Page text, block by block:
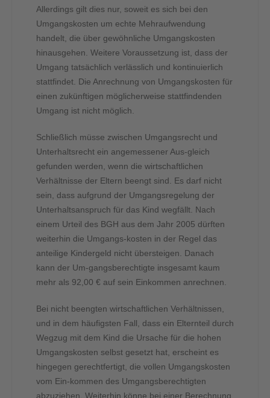
Allerdings gilt dies nur, soweit es sich bei den
Umgangskosten um echte Mehraufwendung
handelt, die über gewöhnliche Umgangskosten
hinausgehen. Weitere Voraussetzung ist, dass der
Umgang tatsächlich verlässlich und kontinuierlich
stattfindet. Die Anrechnung von Umgangskosten für
einen zukünftigen möglicherweise stattfindenden
Umgang ist nicht möglich.
Schließlich müsse zwischen Umgangsrecht und
Unterhaltsrecht ein angemessener Aus-gleich
gefunden werden, wenn die wirtschaftlichen
Verhältnisse der Eltern beengt sind. Es darf nicht
sein, dass aufgrund der Umgangsregelung der
Unterhaltsanspruch für das Kind wegfällt. Nach
einem Urteil des BGH aus dem Jahr 2005 dürften
weiterhin die Umgangs-kosten in der Regel das
anteilige Kindergeld nicht übersteigen. Danach
kann der Um-gangsberechtigte insgesamt kaum
mehr als 92,00 € auf sein Einkommen anrechnen.
Bei nicht beengten wirtschaftlichen Verhältnissen,
und in dem häufigsten Fall, dass ein Elternteil durch
Wegzug mit dem Kind die Ursache für die hohen
Umgangskosten selbst gesetzt hat, erscheint es
hingegen gerechtfertigt, die vollen Umgangskosten
vom Ein-kommen des Umgangsberechtigten
abzuziehen. Weiterhin könne bei einer Berechnung